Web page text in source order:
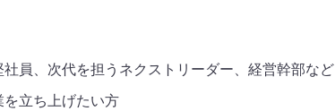
社員、次代を担うネクストリーダー、経営幹部など
を立ち上げたい方